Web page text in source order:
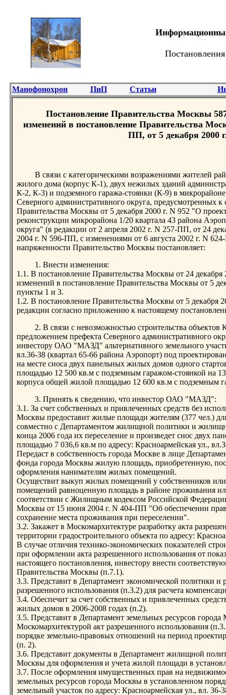
Манофонохрон ПиП Статьи
Постановление Правительства Москвы
изменений в постановление Правительства
ПП, от 5 декабря 2000
В связи с категорическими возражениями жителей
жилого дома (корпус К-1), двух нежилых зданий
К-2, К-3) и подземного гаража-стоянки (К-9) в
Северного административного округа, предусмотренных к
Правительства Москвы от 5 декабря 2000 г. N 952 "О
реконструкции микрорайона 1/20 квартала 43 района
округа" (в редакции от 2 апреля 2002 г. N 257-ПП, от 24
2004 г. N 596-ПП, с изменениями от 6 августа 2002 г. N
напряженности Правительство Москвы постановляет:
1. Внести изменения:
1.1. В постановление Правительства Москвы от 24
изменений в постановление Правительства Москвы от 5
пункты 1 и 3.
1.2. В постановление Правительства Москвы от 5 декабря
редакции согласно приложению к настоящему
2. В связи с невозможностью строительства
предложением префекта Северного административного
инвестору ОАО "МАЗД" альтернативного земельного
вл.36-38 (квартал 65-66 района Аэропорт) под
на месте сноса двух панельных жилых домов одного
площадью 12 500 кв.м с подземным гаражом-стоянкой на
корпуса общей жилой площадью 12 600 кв.м с подземным
3. Принять к сведению, что инвестор ОАО "МАЗД":
3.1. За счет собственных и привлеченных средств без
Москвы предоставит жилые площади жителям (377 чел.)
совместно с Департаментом жилищной политики и
конца 2006 года их переселение и произведет снос двух
площадью 7 036,6 кв.м по адресу: Красноармейская ул.,
Передаст в собственность города Москве в лице
фонда города Москвы жилую площадь, приобретенную,
оформления нанимателям жилых помещений.
Осуществит выкуп жилых помещений у собственников
помещений равноценную площадь в районе проживания
соответствии с Жилищным кодексом Российской
Москвы от 15 июня 2004 г. N 404-ПП "Об обеспечении
сохранение места проживания при переселении".
3.2. Закажет в Москомархитектуре разработку акта
территории градостроительного объекта по адресу:
В случае отличия технико-экономических показателей
при оформлении акта разрешенного использования от
настоящего постановления, инвестору внести
Правительства Москвы (п.7.1).
3.3. Представит в Департамент экономической политики и
разрешенного использования (п.3.2) для расчета
3.4. Обеспечит за счет собственных и привлеченных
жилых домов в 2006-2008 годах (п.2).
3.5. Представит в Департамент земельных ресурсов
Москомархитектурой акт разрешенного использования
порядке земельно-правовых отношений на период
(п. 2).
3.6. Представит документы в Департамент жилищной
Москвы для оформления и учета жилой площади в
3.7. После оформления имущественных прав на
земельных ресурсов города Москвы в установленном
земельный участок по адресу: Красноармейская ул., вл. 36-